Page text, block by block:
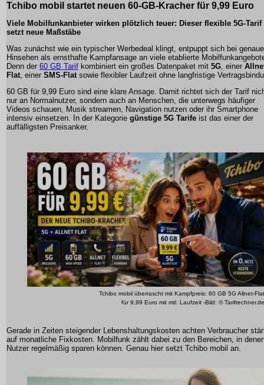
Tchibo mobil startet neuen 60-GB-Kracher für 9,99 Euro
Viele Mobilfunkanbieter wirken plötzlich teuer: Dieser flexible 5G-Tarif
setzt neue Maßstäbe
Was zunächst wie ein typischer Werbedeal klingt, entpuppt sich bei
Hinsehen als ernsthafte Kampfansage an viele etablierte
Denn der 60 GB Tarif kombiniert ein großes Datenpaket mit 5G, einer
Flat, einer SMS-Flatsowie flexibler Laufzeit ohne langfristige
60 GB für 9,99 Euro sind eine klare Ansage. Damit richtet sich der Tarif
nur an Normalnutzer, sondern auch an Menschen, die unterwegs häufiger
Videos schauen, Musik streamen, Navigation nutzen oder ihr Smartphone
intensiv einsetzen. In der Kategorie günstige 5G Tarife ist das einer der
auffälligsten Preisanker.
Tchibo mobil überrascht mit Kampfpreis: 60 GB 5G Allnet-Flat
für 9,99 Euro mit mtl. Laufzeit -Bild: © Tarifrechner.de
Gerade in Zeiten steigender Lebenshaltungskosten achten Verbraucher
auf monatliche Fixkosten. Mobilfunk zählt dabei zu den Bereichen, in
Nutzer regelmäßig sparen können. Genau hier setzt Tchibo mobil an.